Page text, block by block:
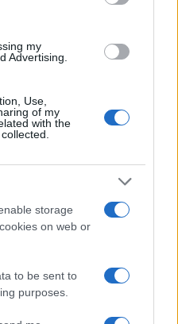
my
Advertising.
Use,
of my
with the
storage
on web or
to be sent to
purposes.
μένει η Μαρία
μέρα για την
ότι δε θα σε
λόγια του 22χρονου
καυτό νερό
για Κώστα Σόμμερ:
πόσο πολύ τον
μετά την ισοπαλία
την ΤΣΣΚΑ 1948
αντίο στον Λάκη
λαούτο και
την εμβληματική